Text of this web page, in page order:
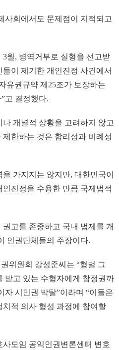
사회에서도 문제점이 지적되고
월, 병역거부로 실형을 선고받
이 제기한 개인진정 사건에서
유권규약 제25조가 보장하는
고 결정했다.
개별적 상황을 고려하지 않고
한하는 것은 합리성과 비례성
가지지는 않지만, 대한민국이
진정을 수용한 만큼 국제법적
고를 존중하고 국내 법제를 개
인권단체들의 주장이다.
위원회 강성준씨는 “형벌 그
받고 있는 수형자에게 참정권까
자 시민권 박탈”이라며 “이들은
적 의사 형성 과정에 참여할
모임 공익인권변론센터 변호